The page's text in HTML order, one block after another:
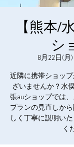
【熊本/
シ
8月22日(月)
近隣に携帯ショッ
ざいませんか？水
張auショップでは
プランの見直しか
しく丁寧に説明い
く